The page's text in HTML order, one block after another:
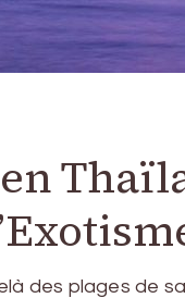
des plages de